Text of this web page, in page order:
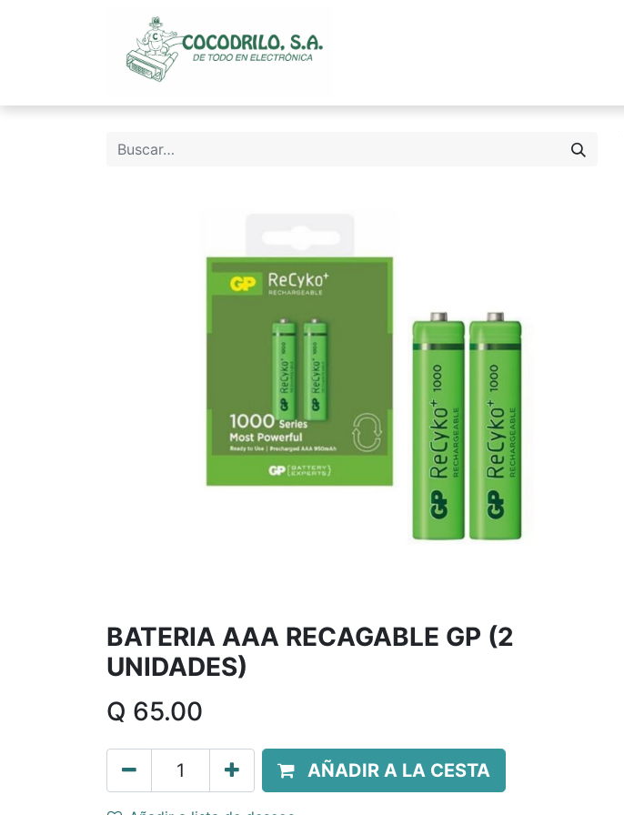
BATERIA AAA RECAGABLE GP (2
UNIDADES)
Q 65.00
AÑADIR A LA CESTA